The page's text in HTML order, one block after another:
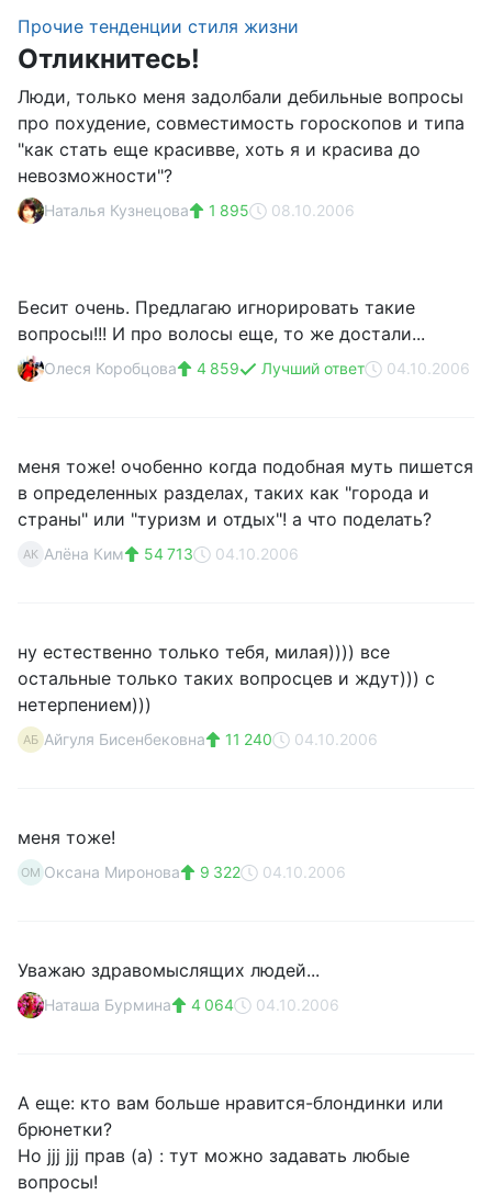
Прочие тенденции стиля жизни
Отликнитесь!
Люди, только меня задолбали дебильные вопросы
про похудение, совместимость гороскопов и типа
"как стать еще красивве, хоть я и красива до
невозможности"?
Наталья Кузнецова 1 895 08.10.2006
Бесит очень. Предлагаю игнорировать такие
вопросы!!! И про волосы еще, то же достали...
Олеся Коробцова 4 859 Лучший ответ 04.10.2006
меня тоже! очобенно когда подобная муть пишется
в определенных разделах, таких как "города и
страны" или "туризм и отдых"! а что поделать?
АК Алёна Ким 54 713 04.10.2006
ну естественно только тебя, милая)))) все
остальные только таких вопросцев и ждут))) с
нетерпением)))
АБ Айгуля Бисенбековна 11 240 04.10.2006
меня тоже!
ОМ Оксана Миронова 9 322 04.10.2006
Уважаю здравомыслящих людей...
Наташа Бурмина 4 064 04.10.2006
А еще: кто вам больше нравится-блондинки или
брюнетки?
Но jjj jjj прав (а) : тут можно задавать любые
вопросы!